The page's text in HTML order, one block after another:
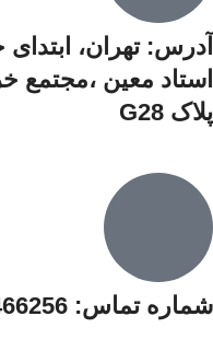
آدرس: تهران، ابتدای
استاد معین ،مجتمع
پلاک G28
شماره تماس: 09120466256